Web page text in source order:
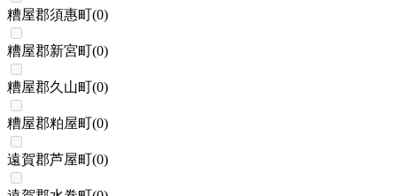
糟屋郡須惠町(0)
糟屋郡新宮町(0)
糟屋郡久山町(0)
糟屋郡粕屋町(0)
遠賀郡芦屋町(0)